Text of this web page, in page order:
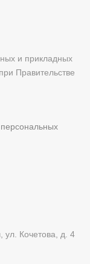
и прикладных
Правительстве
ул. Кочетова, д. 4